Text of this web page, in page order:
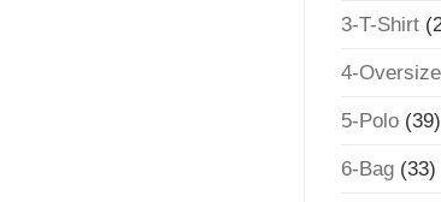
3-T-Shirt
4-Oversize
5-Polo(39)
6-Bag(33)